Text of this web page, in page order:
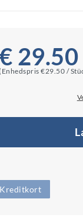
29.50
€29.50 /
Kreditkort